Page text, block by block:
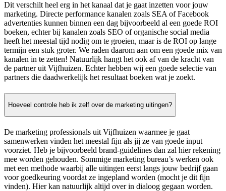
Dit verschilt heel erg in het kanaal dat je gaat inzetten voor jouw
marketing. Directe performance kanalen zoals SEA of Facebook
advertenties kunnen binnen een dag bijvoorbeeld al een goede ROI
boeken, echter bij kanalen zoals SEO of organische social media
heeft het meestal tijd nodig om te groeien, maar is de ROI op lange
termijn een stuk groter. We raden daarom aan om een goede mix van
kanalen in te zetten! Natuurlijk hangt het ook af van de kracht van
de partner uit Vijfhuizen. Echter hebben wij een goede selectie van
partners die daadwerkelijk het resultaat boeken wat je zoekt.
Hoeveel controle heb ik zelf over de marketing uitingen?
De marketing professionals uit Vijfhuizen waarmee je gaat
samenwerken vinden het meestal fijn als jij ze van goede input
voorziet. Heb je bijvoorbeeld brand-guidelines dan zal hier rekening
mee worden gehouden. Sommige marketing bureau’s werken ook
met een methode waarbij alle uitingen eerst langs jouw bedrijf gaan
voor goedkeuring voordat ze ingepland worden (mocht je dit fijn
vinden). Hier kan natuurlijk altijd over in dialoog gegaan worden.